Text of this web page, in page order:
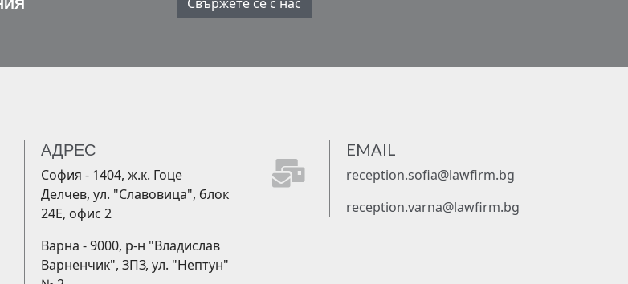
АДРЕС
София - 1404, ж.к. Гоце
Делчев, ул. "Славовица", блок
24Е, офис 2
Варна - 9000, р-н "Владислав
Варненчик", ЗПЗ, ул. "Нептун"
fas
EMAIL
reception.sofia@lawfirm.bg
reception.varna@lawfirm.bg